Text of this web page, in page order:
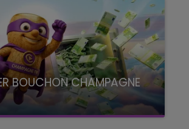
BOUCHON CHAMPAGNE
Champagne FM, à 8H10